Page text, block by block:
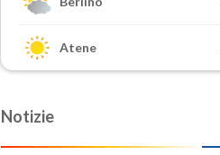
Atene
Notizie